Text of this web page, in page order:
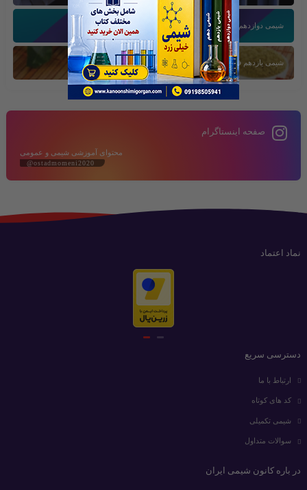
شیمی دوازدهم بخش سوم
شیمی یازدهم فصل دوم
صفحه اینستاگرام
محتوای آموزشی شیمی و عمومی
@ostadmomeni2020
نماد اعتماد
دسترسی سریع
ارتباط با ما
کد های کوتاه
شیمی تکمیلی
سوالات متداول
در باره کانون شیمی ایران